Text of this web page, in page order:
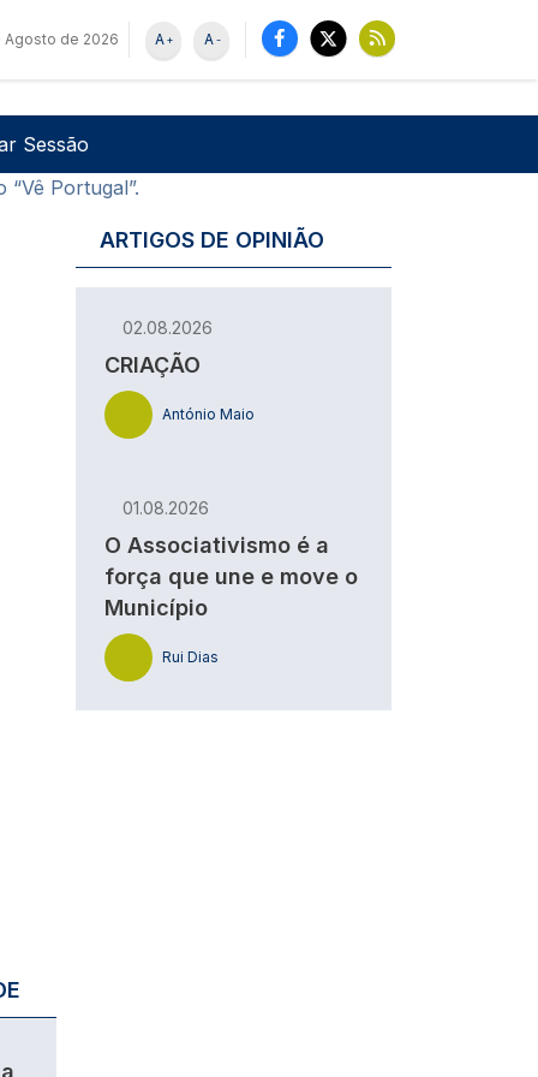
Agosto de 2026 -
A
+
A
de utilizador
Sessão
Portugal”.
ARTIGOS DE OPINIÃO
02.08.2026
CRIAÇÃO
António Maio
01.08.2026
O Associativismo é a
força que une e move o
Município
Rui Dias